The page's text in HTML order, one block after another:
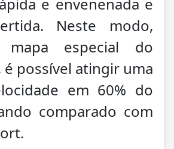
Neste modo,
especial do
é possível atingir uma
em 60% do
comparado com